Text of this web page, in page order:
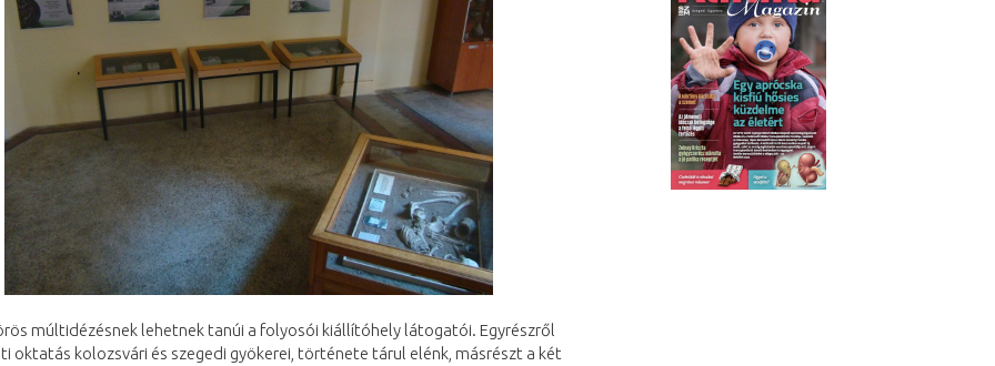
múltidézésnek lehetnek tanúi a folyosói kiállítóhely látogatói. Egyrészről
oktatás kolozsvári és szegedi gyökerei, története tárul elénk, másrészt a két